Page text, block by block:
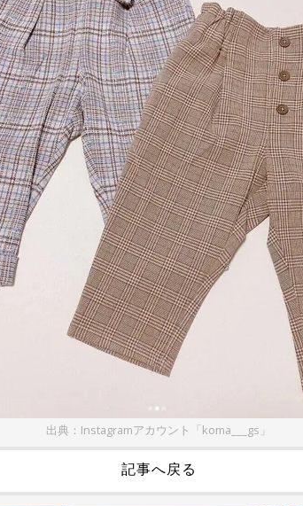
出典：Instagramアカウント「koma___gs」
記事へ戻る